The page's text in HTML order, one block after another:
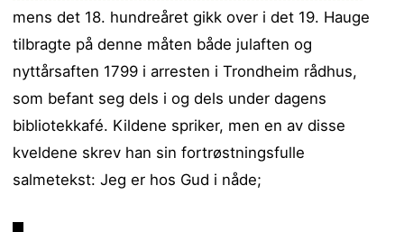
mens det 18. hundreåret gikk over i det 19. Hauge
tilbragte på denne måten både julaften og
nyttårsaften 1799 i arresten i Trondheim rådhus,
som befant seg dels i og dels under dagens
bibliotekkafé. Kildene spriker, men en av disse
kveldene skrev han sin fortrøstningsfulle
salmetekst: Jeg er hos Gud i nåde;